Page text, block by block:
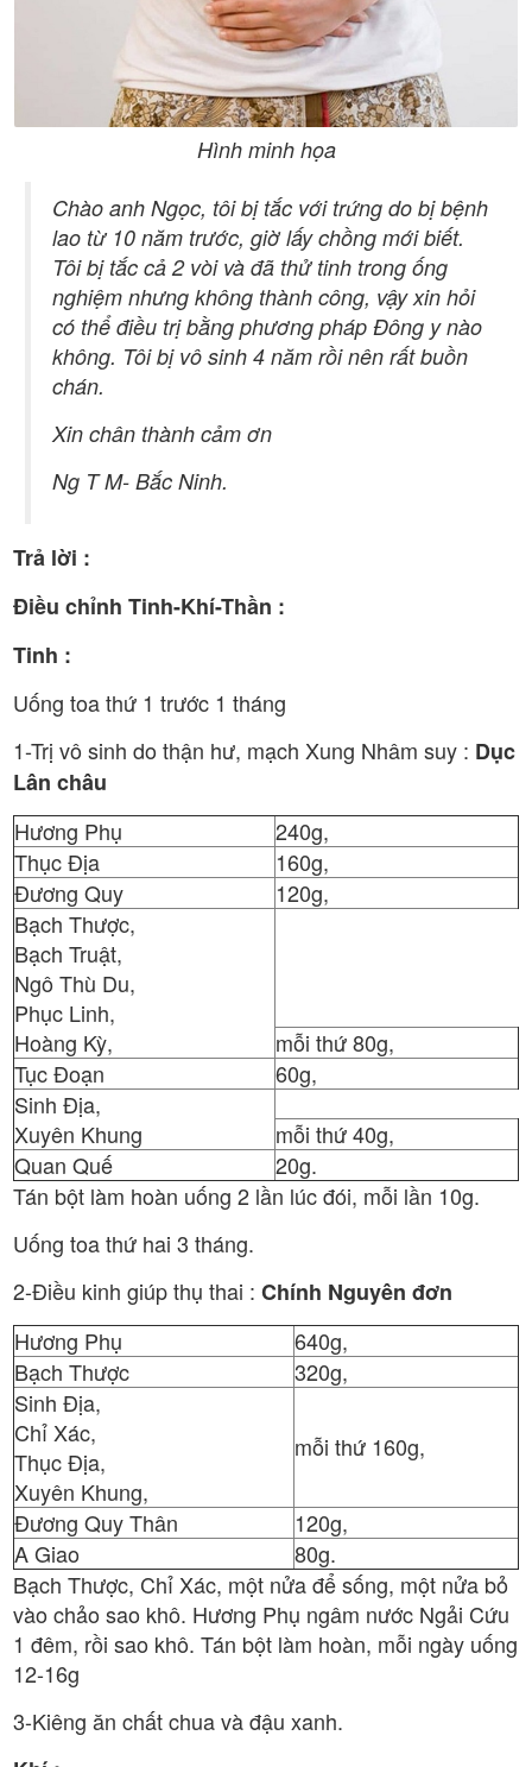
Hình minh họa
Chào anh Ngọc, tôi bị tắc với trứng do bị bệnh
lao từ 10 năm trước, giờ lấy chồng mới biết.
Tôi bị tắc cả 2 vòi và đã thử tinh trong ống
nghiệm nhưng không thành công, vậy xin hỏi
có thể điều trị bằng phương pháp Đông y nào
không. Tôi bị vô sinh 4 năm rồi nên rất buồn
chán.
Xin chân thành cảm ơn
Ng T M- Bắc Ninh.
Trả lời :
Điều chỉnh Tinh-Khí-Thần :
Tinh :
Uống toa thứ 1 trước 1 tháng
1-Trị vô sinh do thận hư, mạch Xung Nhâm suy : Dục
Lân châu
Hương Phụ
240g,
Thục Địa
160g,
Đương Quy
120g,
Bạch Thược,
Bạch Truật,
Ngô Thù Du,
Phục Linh,
Hoàng Kỳ,
mỗi thứ 80g,
Tục Đoạn
60g,
Sinh Địa,
Xuyên Khung
mỗi thứ 40g,
Quan Quế
20g.
Tán bột làm hoàn uống 2 lần lúc đói, mỗi lần 10g.
Uống toa thứ hai 3 tháng.
2-Điều kinh giúp thụ thai : Chính Nguyên đơn
Hương Phụ
640g,
Bạch Thược
320g,
Sinh Địa,
Chỉ Xác,
Thục Địa,
Xuyên Khung,
mỗi thứ 160g,
Đương Quy Thân
120g,
A Giao
80g.
Bạch Thược, Chỉ Xác, một nửa để sống, một nửa bỏ
vào chảo sao khô. Hương Phụ ngâm nước Ngải Cứu
1 đêm, rồi sao khô. Tán bột làm hoàn, mỗi ngày uống
12-16g
3-Kiêng ăn chất chua và đậu xanh.